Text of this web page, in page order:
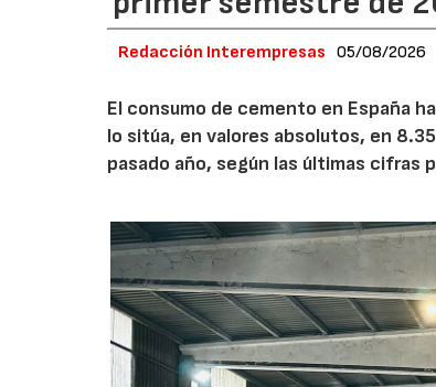
Redacción Interempresas 05/08/2026
El consumo de cemento en España
lo sitúa, en valores absolutos, en
pasado año, según las últimas cifras